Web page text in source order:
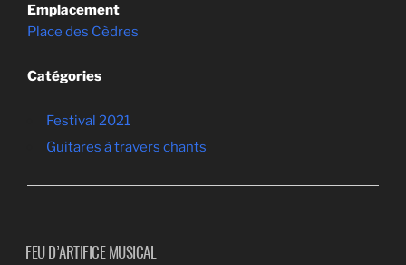
Emplacement
Place des Cèdres
Catégories
Festival 2021
Guitares à travers chants
FEU D’ARTIFICE MUSICAL